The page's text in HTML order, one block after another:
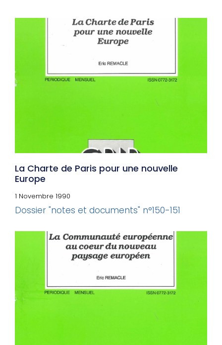
La Charte de Paris pour une nouvelle
Europe
1 Novembre 1990
Dossier "notes et documents" n°150-151